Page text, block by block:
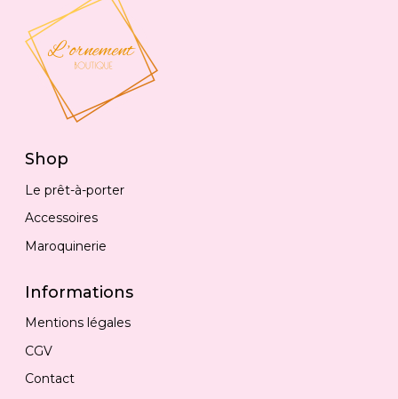
Shop
Le prêt-à-porter
Accessoires
Maroquinerie
Informations
Mentions légales
CGV
Contact